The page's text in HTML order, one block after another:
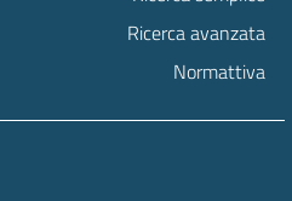
Ricerca avanzata
Normattiva